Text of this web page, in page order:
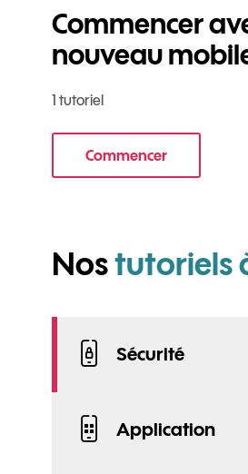
Commencer
nouveau
1 tutoriel
Commencer
le tuto pour
Nostutoriels
Sécurité
Application